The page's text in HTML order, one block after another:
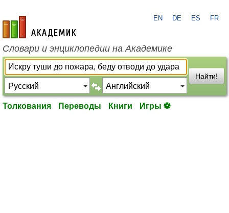
academic.ru
EN DE ES FR
Словари и энциклопедии на Академике
Найти!
Толкования Переводы Книги Игры ⚽